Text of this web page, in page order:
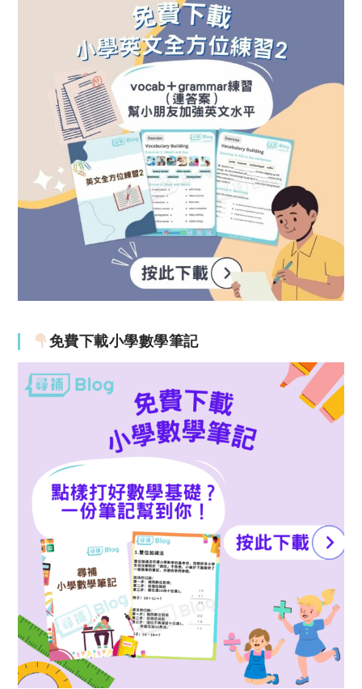
免費下載小學數學筆記